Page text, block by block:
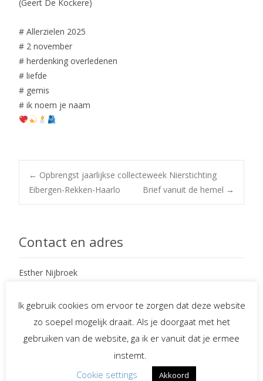
(Geert De Kockere)
# Allerzielen 2025
# 2 november
# herdenking overledenen
# liefde
# gemis
# ik noem je naam
Post
← Opbrengst jaarlijkse collecteweek Nierstichting
Eibergen-Rekken-Haarlo
Brief vanuit de hemel →
Contact en adres
Esther Nijbroek
7152 KV Eibergen
mobiel : 06 – 234 97 265
e-mail : info@EstherNijbroek.nl
Ik gebruik cookies om ervoor te zorgen dat deze website
zo soepel mogelijk draait. Als je doorgaat met het
gebruiken van de website, ga ik er vanuit dat je ermee
instemt.
Cookie settings
Akkoord